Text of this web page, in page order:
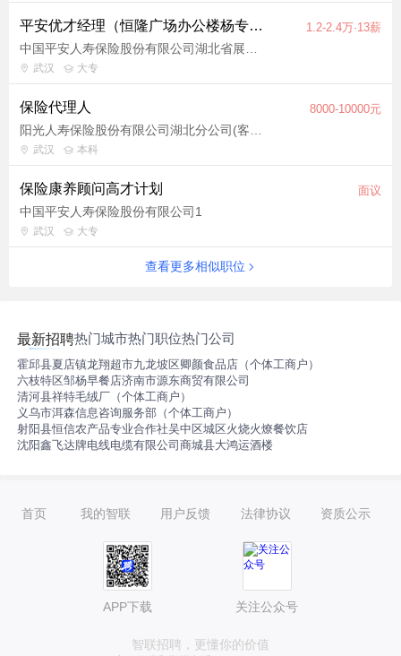
平安优才经理（恒隆广场办公楼杨专部） 1.2-2.4万·13薪
武汉 大专
保险代理人 8000-10000元
武汉 本科
保险康养顾问高才计划 面议
中国平安人寿保险股份有限公司1
武汉 大专
查看更多相似职位
最新招聘热门城市热门职位热门公司
霍邱县夏店镇龙翔超市九龙坡区卿颜食品店（个体工商户）
六枝特区邹杨早餐店济南市源东商贸有限公司
清河县祥特毛绒厂（个体工商户）
义乌市洱森信息咨询服务部（个体工商户）
射阳县恒信农产品专业合作社吴中区城区火烧火燎餐饮店
沈阳鑫飞达牌电线电缆有限公司商城县大鸿运酒楼
首页 我的智联 用户反馈 法律协议 资质公示
APP下载 关注公众号
智联招聘，更懂你的价值